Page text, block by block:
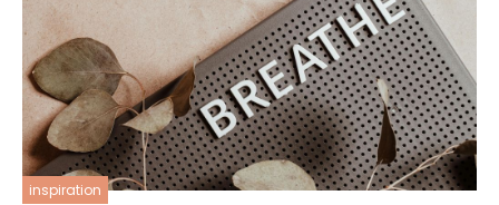
inspiration